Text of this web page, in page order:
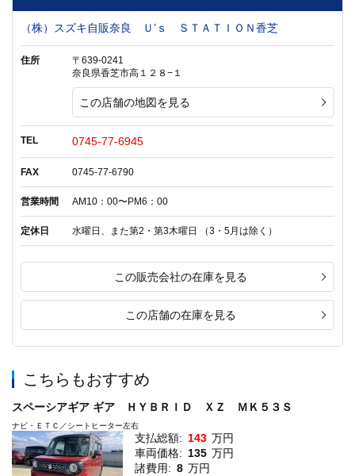
（株）スズキ自販奈良 Ｕ’ｓ ＳＴＡＴＩＯＮ香芝
住所
〒639-0241
奈良県香芝市高１２８−１
この店舗の地図を見る
TEL 0745-77-6945
FAX 0745-77-6790
営業時間 AM10：00〜PM6：00
定休日 水曜日、また第2・第3木曜日 （3・5月は除く）
この販売会社の在庫を見る
この店舗の在庫を見る
こちらもおすすめ
スペーシアギア ギア ＨＹＢＲＩＤ ＸＺ ＭＫ５３Ｓ
ナビ・ＥＴＣ／シートヒーター左右
支払総額: 143 万円
車両価格: 135 万円
諸費用: 8 万円